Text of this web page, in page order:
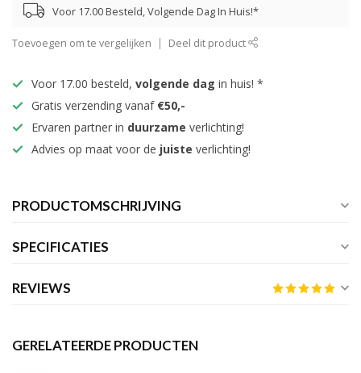
Voor 17.00 Besteld, Volgende Dag In Huis!*
Toevoegen om te vergelijken Deel dit product
Voor 17.00 besteld, volgende dag in huis! *
Gratis verzending vanaf €50,-
Ervaren partner in duurzame verlichting!
Advies op maat voor de juiste verlichting!
PRODUCTOMSCHRIJVING
SPECIFICATIES
REVIEWS
GERELATEERDE PRODUCTEN